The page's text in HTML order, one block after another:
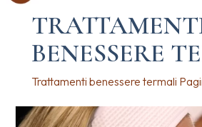
BENESSERE
Trattamenti benessere termali